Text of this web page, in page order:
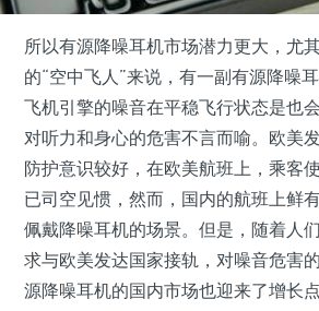
所以有源降噪耳机市场潜力更大，尤
的“空中飞人”来说，有一副有源降噪
飞机引擎的噪音在平稳飞行状态是也
对听力和身心的危害不言而喻。欧美
防护意识较好，在欧美航班上，乘客
已司空见惯，然而，国内的航班上鲜
佩戴降噪耳机的场景。但是，随着人
求与欧美发达国家接轨，对噪音危害
源降噪耳机的国内市场也迎来了增长点